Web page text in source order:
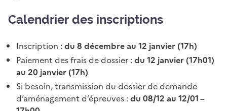
Calendrier des inscriptions
Inscription : du 8 décembre au 12 janvier (17h)
Paiement des frais de dossier : du 12 janvier (17h01)
au 20 janvier (17h)
Si besoin, transmission du dossier de demande
d’aménagement d’épreuves : du 08/12 au 12/01 –